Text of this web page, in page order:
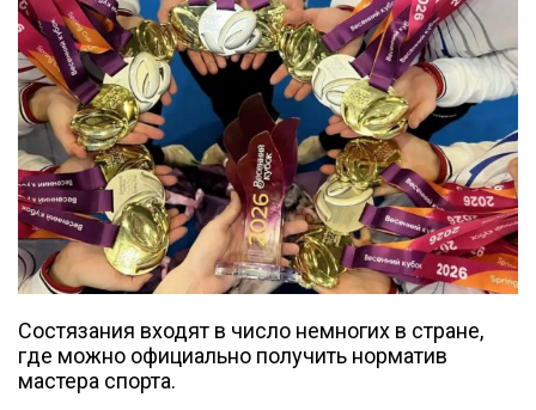
показывать
Поделиться
во
Состязания входят в число немногих в стране,
где можно официально получить норматив
мастера спорта.